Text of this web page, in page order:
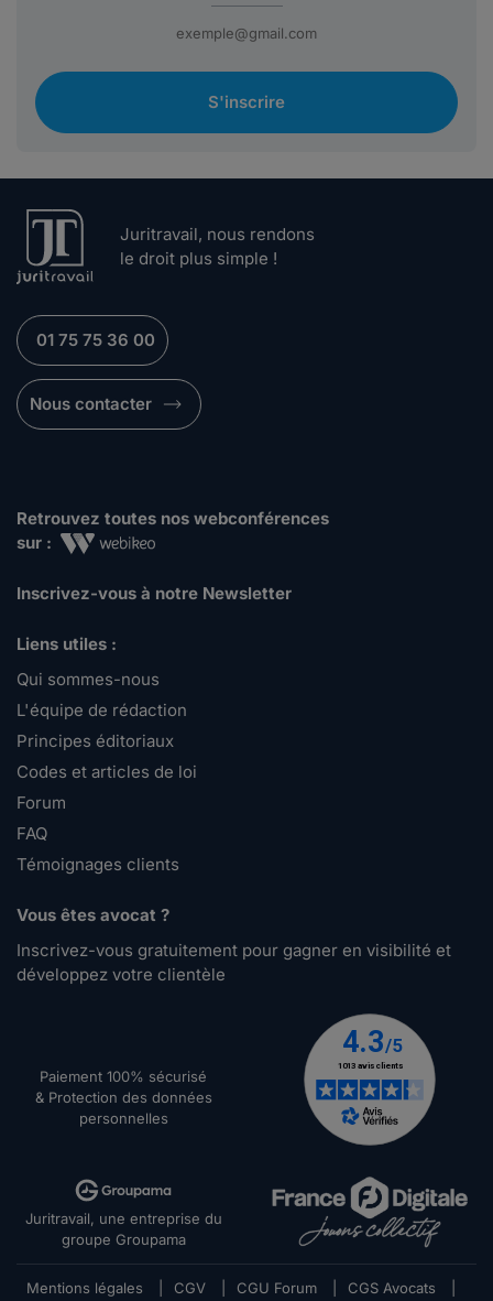
S'inscrire
Juritravail, nous rendons
le droit plus simple !
01 75 75 36 00
Nous contacter
Retrouvez toutes nos webconférences
sur :
Inscrivez-vous à notre Newsletter
Liens utiles :
Qui sommes-nous
L'équipe de rédaction
Principes éditoriaux
Codes et articles de loi
Forum
FAQ
Témoignages clients
Vous êtes avocat ?
Inscrivez-vous gratuitement pour gagner en visibilité et
développez votre clientèle
Paiement 100% sécurisé
& Protection des données
personnelles
Juritravail, une entreprise du
groupe Groupama
Mentions légales CGV CGU Forum CGS Avocats